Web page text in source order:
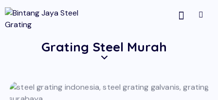
Grating Steel Murah